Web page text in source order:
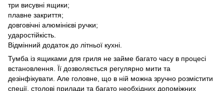
три висувні ящики;
плавне закриття;
довговічні алюмінієві ручки;
ударостійкість.
Відмінний додаток до літньої кухні.
Тумба із ящиками для гриля не займе багато часу в процесі
встановлення. Її дозволяється регулярно мити та
дезінфікувати. Але головне, що в ній можна зручно розмістити
спеції, столові прилади та багато необхідних допоміжних